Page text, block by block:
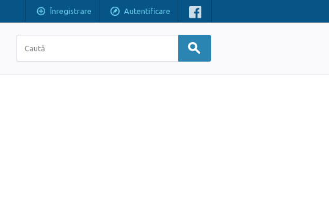
Înregistrare Autentificare